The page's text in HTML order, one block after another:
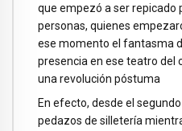
que empezó a ser repicado
personas, quienes
ese momento el fantasma
presencia en ese teatro del
una revolución póstuma
En efecto, desde el
pedazos de silletería